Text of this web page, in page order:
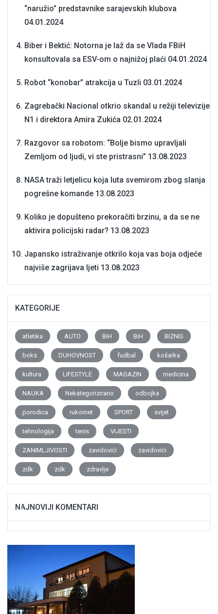
“naružio” predstavnike sarajevskih klubova
04.01.2024
Biber i Bektić: Notorna je laž da se Vlada FBiH
konsultovala sa ESV-om o najnižoj plaći 04.01.2024
Robot “konobar” atrakcija u Tuzli 03.01.2024
Zagrebački Nacional otkrio skandal u režiji televizije
N1 i direktora Amira Zukića 02.01.2024
Razgovor sa robotom: “Bolje bismo upravljali
Zemljom od ljudi, vi ste pristrasni” 13.08.2023
NASA traži letjelicu koja luta svemirom zbog slanja
pogrešne komande 13.08.2023
Koliko je dopušteno prekoračiti brzinu, a da se ne
aktivira policijski radar? 13.08.2023
Japansko istraživanje otkrilo koja vas boja odjeće
najviše zagrijava ljeti 13.08.2023
KATEGORIJE
atletika AUTO BiH BiH BIZNIS
boks DUHOVNOST fudbal košarka
kultura LIFESTYLE MAGAZIN medicina
NAUKA Nekategorizirano odbojka
porodica rukomet SPORT svijet
tehnologija tenis VIJESTI
ZANIMLJIVOSTI zavidovići zavidovići
zdk zdk zdravlje
NAJNOVIJI KOMENTARI